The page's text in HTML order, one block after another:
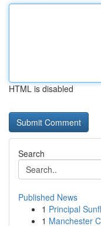
HTML is disabled
Search
Published News
1 Principal
1 Manchester